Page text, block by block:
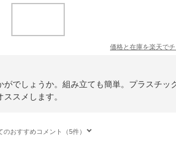
価格と在庫を楽天で
でしょうか。組み立ても簡単。プラスチッ
スメします。
のおすすめコメント（5件）